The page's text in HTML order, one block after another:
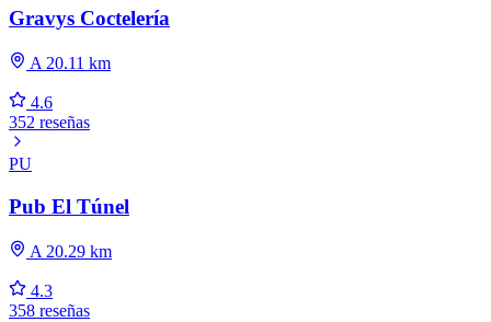
Gravys Coctelería
A 20.11 km
4.6
352 reseñas
PU
Pub El Túnel
A 20.29 km
4.3
358 reseñas